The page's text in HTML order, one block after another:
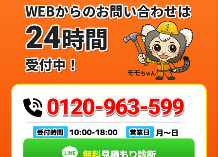
WEBからのお問い合わせは
24時間
受付中！